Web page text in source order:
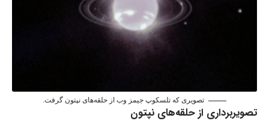
تصویری که تلسکوپ جیمز وب از حلقه‌های نپتون گرفت.
تصویربرداری از حلقه‌های نپتون